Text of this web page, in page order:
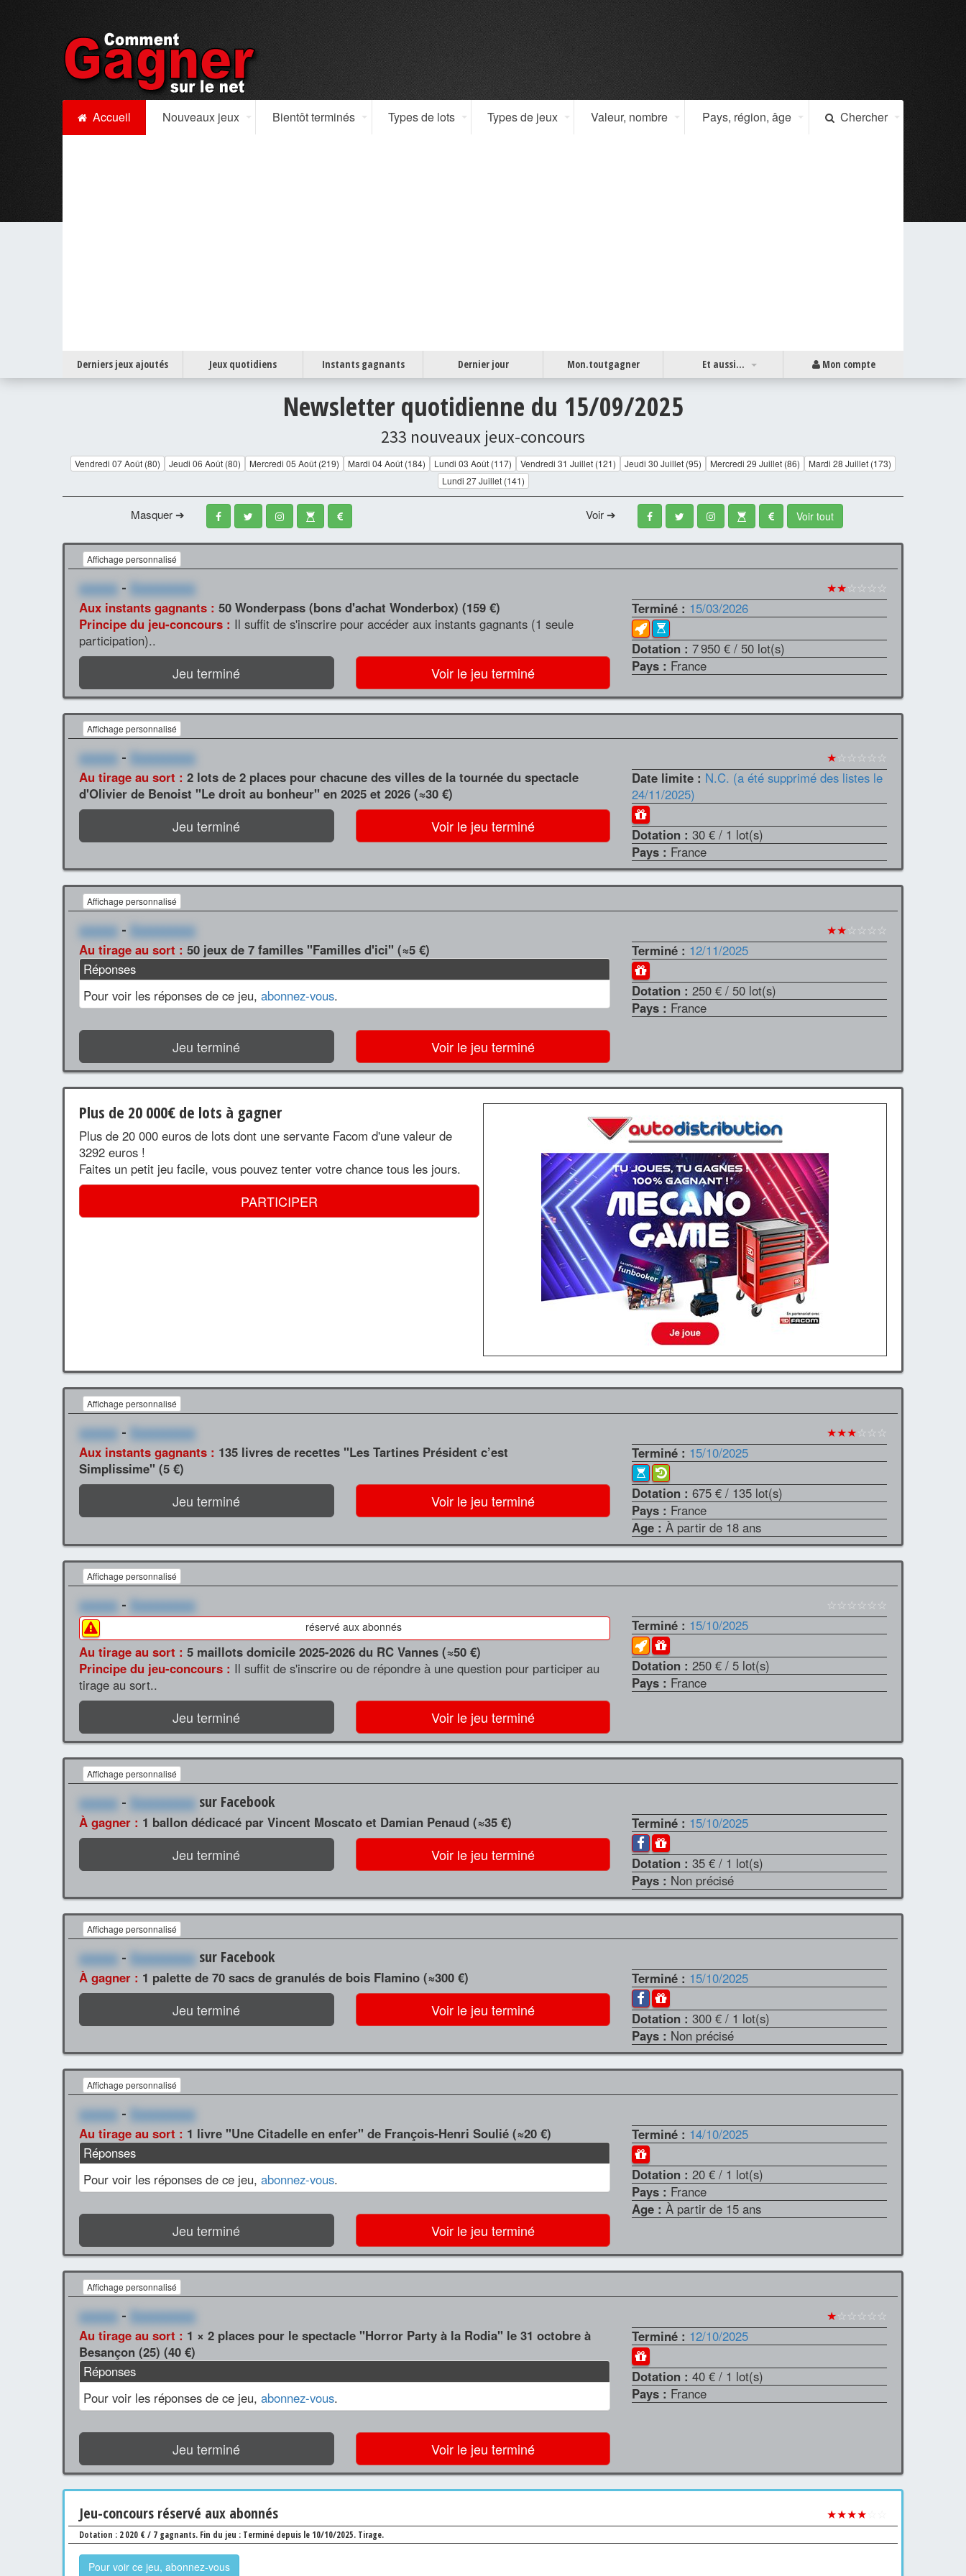
Accueil Nouveaux jeux Bientôt terminés Types de lots Types de jeux Valeur, nombre Pays, région, âge Chercher
Derniers jeux ajoutés Jeux quotidiens Instants gagnants Dernier jour Mon.toutgagner Et aussi... Mon compte
Newsletter quotidienne du 15/09/2025
233 nouveaux jeux-concours
Vendredi 07 Août (80) Jeudi 06 Août (80) Mercredi 05 Août (219) Mardi 04 Août (184) Lundi 03 Août (117) Vendredi 31 Juillet (121) Jeudi 30 Juillet (95) Mercredi 29 Juillet (86)
Mardi 28 Juillet (173)
Lundi 27 Juillet (141)
Masquer ➔ Voir ➔ Voir tout
Affichage personnalisé
xxxxxx - Xxxxxxxxxx ★★☆☆☆☆
Aux instants gagnants : 50 Wonderpass (bons d'achat Wonderbox) (159 €)
Principe du jeu-concours : Il suffit de s'inscrire pour accéder aux instants gagnants (1 seule
participation)..
Jeu terminé Voir le jeu terminé
Terminé : 15/03/2026
Dotation :7 950 € / 50 lot(s)
Pays : France
Affichage personnalisé
xxxxxx - Xxxxxxxxxx ★☆☆☆☆☆
Au tirage au sort : 2 lots de 2 places pour chacune des villes de la tournée du spectacle
d'Olivier de Benoist "Le droit au bonheur" en 2025 et 2026 (≈30 €)
Jeu terminé Voir le jeu terminé
Date limite : N.C. (a été supprimé des listes le
24/11/2025)
Dotation :30 € / 1 lot(s)
Pays : France
Affichage personnalisé
xxxxxx - Xxxxxxxxxx ★★☆☆☆☆
Au tirage au sort : 50 jeux de 7 familles "Familles d'ici" (≈5 €)
Réponses
Pour voir les réponses de ce jeu, abonnez-vous.
Jeu terminé Voir le jeu terminé
Terminé : 12/11/2025
Dotation :250 € / 50 lot(s)
Pays : France
Plus de 20 000€ de lots à gagner
Plus de 20 000 euros de lots dont une servante Facom d'une valeur de
3292 euros !
Faites un petit jeu facile, vous pouvez tenter votre chance tous les jours.
PARTICIPER
Affichage personnalisé
xxxxxx - Xxxxxxxxxx ★★★☆☆☆
Aux instants gagnants : 135 livres de recettes "Les Tartines Président c’est
Simplissime" (5 €)
Jeu terminé Voir le jeu terminé
Terminé : 15/10/2025
Dotation :675 € / 135 lot(s)
Pays : France
Age :À partir de 18 ans
Affichage personnalisé
xxxxxx - Xxxxxxxxxx ☆☆☆☆☆☆
réservé aux abonnés
Au tirage au sort : 5 maillots domicile 2025-2026 du RC Vannes (≈50 €)
Principe du jeu-concours : Il suffit de s'inscrire ou de répondre à une question pour participer au
tirage au sort..
Jeu terminé Voir le jeu terminé
Terminé : 15/10/2025
Dotation :250 € / 5 lot(s)
Pays : France
Affichage personnalisé
xxxxxx - Xxxxxxxxxx sur Facebook
À gagner : 1 ballon dédicacé par Vincent Moscato et Damian Penaud (≈35 €)
Jeu terminé Voir le jeu terminé
Terminé : 15/10/2025
Dotation :35 € / 1 lot(s)
Pays : Non précisé
Affichage personnalisé
xxxxxx - Xxxxxxxxxx sur Facebook
À gagner : 1 palette de 70 sacs de granulés de bois Flamino (≈300 €)
Jeu terminé Voir le jeu terminé
Terminé : 15/10/2025
Dotation :300 € / 1 lot(s)
Pays : Non précisé
Affichage personnalisé
xxxxxx - Xxxxxxxxxx
Au tirage au sort : 1 livre "Une Citadelle en enfer" de François-Henri Soulié (≈20 €)
Réponses
Pour voir les réponses de ce jeu, abonnez-vous.
Jeu terminé Voir le jeu terminé
Terminé : 14/10/2025
Dotation :20 € / 1 lot(s)
Pays : France
Age :À partir de 15 ans
Affichage personnalisé
xxxxxx - Xxxxxxxxxx ★☆☆☆☆☆
Au tirage au sort : 1 × 2 places pour le spectacle "Horror Party à la Rodia" le 31 octobre à
Besançon (25) (40 €)
Réponses
Pour voir les réponses de ce jeu, abonnez-vous.
Jeu terminé Voir le jeu terminé
Terminé : 12/10/2025
Dotation :40 € / 1 lot(s)
Pays : France
Jeu-concours réservé aux abonnés ★★★★
Dotation : 2 020 € / 7 gagnants. Fin du jeu : Terminé depuis le 10/10/2025. Tirage.
Pour voir ce jeu, abonnez-vous